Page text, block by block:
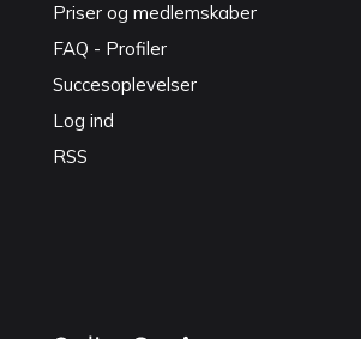
Priser og medlemskaber
FAQ - Profiler
Succesoplevelser
Log ind
RSS